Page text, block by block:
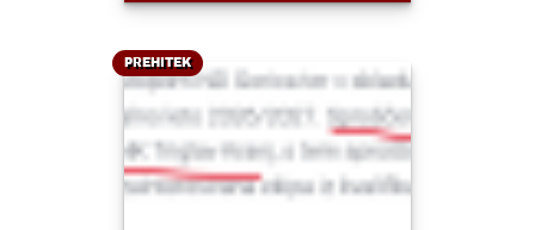
PREHITEK